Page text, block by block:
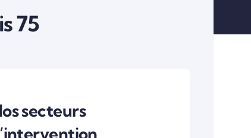
75
secteurs